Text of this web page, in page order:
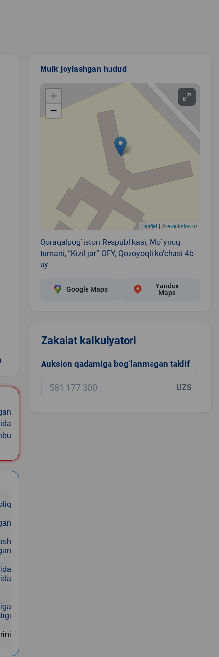
Mulk joylashgan hudud
+
−
Leaflet| ©e-auksion.uz
Qoraqalpog`iston Respublikasi, Mo`ynoq
tumani, “Kizil jar” OFY, Qozoyoqli ko'chasi 4b-
uy
Google Maps
Yandex
Maps
Zakalat kalkulyatori
Auksion qadamiga bog‘lanmagan taklif
UZS